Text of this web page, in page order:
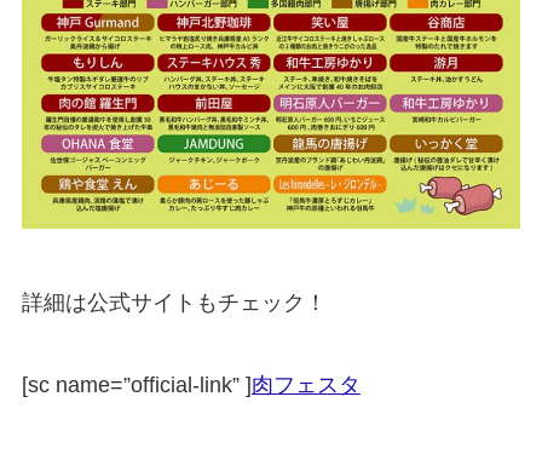
詳細は公式サイトもチェック！
[sc name=”official-link” ]肉フェスタ